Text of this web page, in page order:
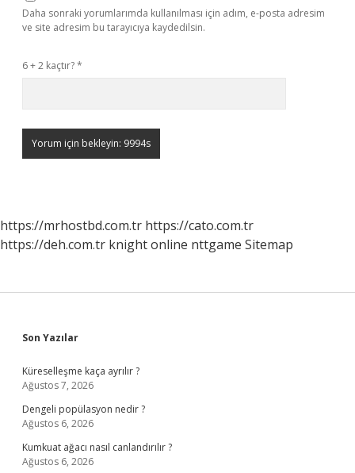
Daha sonraki yorumlarımda kullanılması için adım, e-posta adresim
ve site adresim bu tarayıcıya kaydedilsin.
6 + 2 kaçtır?*
https://mrhostbd.com.tr https://cato.com.tr
https://deh.com.tr knight online nttgame Sitemap
Sidebar
Son Yazılar
Küreselleşme kaça ayrılır ?
Ağustos 7, 2026
Dengeli popülasyon nedir ?
Ağustos 6, 2026
Kumkuat ağacı nasıl canlandırılır ?
Ağustos 6, 2026